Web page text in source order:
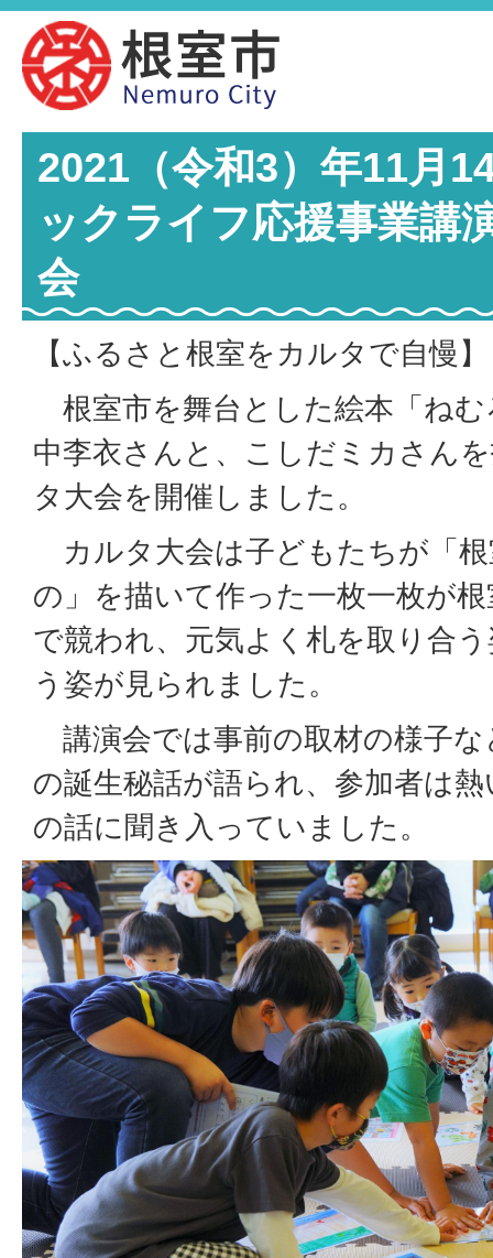
2021（令和3）年11月
ックライフ応援事業講
会
【ふるさと根室をカルタで自慢】
根室市を舞台とした絵本「ね
中李衣さんと、こしだミカさん
タ大会を開催しました。
カルタ大会は子どもたちが「
の」を描いて作った一枚一枚が
で競われ、元気よく札を取り合
う姿が見られました。
講演会では事前の取材の様子
の誕生秘話が語られ、参加者は
の話に聞き入っていました。